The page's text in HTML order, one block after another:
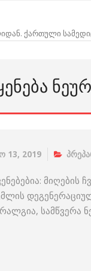
ქართული
13, 2019
სამწვერა